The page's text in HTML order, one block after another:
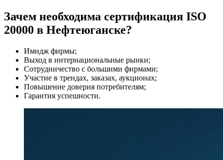
Зачем необходима сертификация ISO
20000 в Нефтеюганске?
Имидж фирмы;
Выход в интернациональные рынки;
Сотрудничество с большими фирмами;
Участие в трендах, заказах, аукционах;
Повышение доверия потребителям;
Гарантия успешности.